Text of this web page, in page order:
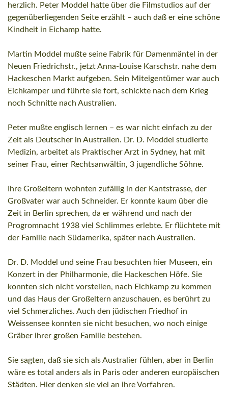
herzlich. Peter Moddel hatte über die Filmstudios auf der
gegenüberliegenden Seite erzählt – auch daß er eine schöne
Kindheit in Eichamp hatte.
Martin Moddel mußte seine Fabrik für Damenmäntel in der
Neuen Friedrichstr., jetzt Anna-Louise Karschstr. nahe dem
Hackeschen Markt aufgeben. Sein Miteigentümer war auch
Eichkamper und führte sie fort, schickte nach dem Krieg
noch Schnitte nach Australien.
Peter mußte englisch lernen – es war nicht einfach zu der
Zeit als Deutscher in Australien. Dr. D. Moddel studierte
Medizin, arbeitet als Praktischer Arzt in Sydney, hat mit
seiner Frau, einer Rechtsanwältin, 3 jugendliche Söhne.
Ihre Großeltern wohnten zufällig in der Kantstrasse, der
Großvater war auch Schneider. Er konnte kaum über die
Zeit in Berlin sprechen, da er während und nach der
Progromnacht 1938 viel Schlimmes erlebte. Er flüchtete mit
der Familie nach Südamerika, später nach Australien.
Dr. D. Moddel und seine Frau besuchten hier Museen, ein
Konzert in der Philharmonie, die Hackeschen Höfe. Sie
konnten sich nicht vorstellen, nach Eichkamp zu kommen
und das Haus der Großeltern anzuschauen, es berührt zu
viel Schmerzliches. Auch den jüdischen Friedhof in
Weissensee konnten sie nicht besuchen, wo noch einige
Gräber ihrer großen Familie bestehen.
Sie sagten, daß sie sich als Australier fühlen, aber in Berlin
wäre es total anders als in Paris oder anderen europäischen
Städten. Hier denken sie viel an ihre Vorfahren.